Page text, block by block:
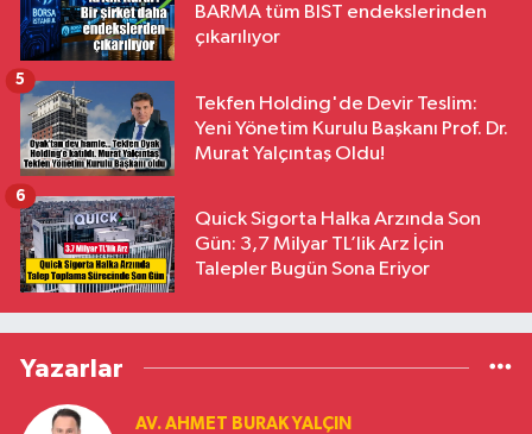
BARMA tüm BIST endekslerinden
çıkarılıyor
Tekfen Holding'de Devir Teslim:
Yeni Yönetim Kurulu Başkanı Prof. Dr.
Murat Yalçıntaş Oldu!
5
Quick Sigorta Halka Arzında Son
Gün: 3,7 Milyar TL’lik Arz İçin
Talepler Bugün Sona Eriyor
6
Yazarlar
AV. AHMET BURAK YALÇIN